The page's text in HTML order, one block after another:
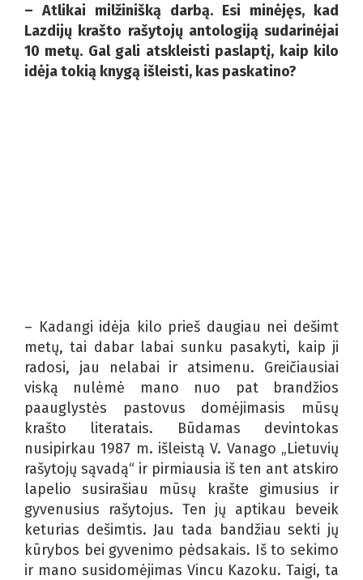
– Atlikai milžinišką darbą. Esi minėjęs, kad
Lazdijų krašto rašytojų antologiją sudarinėjai
10 metų. Gal gali atskleisti paslaptį, kaip kilo
idėja tokią knygą išleisti, kas paskatino?
– Kadangi idėja kilo prieš daugiau nei dešimt
metų, tai dabar labai sunku pasakyti, kaip ji
radosi, jau nelabai ir atsimenu. Greičiausiai
viską nulėmė mano nuo pat brandžios
paauglystės pastovus domėjimasis mūsų
krašto literatais. Būdamas devintokas
nusipirkau 1987 m. išleistą V. Vanago „Lietuvių
rašytojų sąvadą“ ir pirmiausia iš ten ant atskiro
lapelio susirašiau mūsų krašte gimusius ir
gyvenusius rašytojus. Ten jų aptikau beveik
keturias dešimtis. Jau tada bandžiau sekti jų
kūrybos bei gyvenimo pėdsakais. Iš to sekimo
ir mano susidomėjimas Vincu Kazoku. Taigi, ta